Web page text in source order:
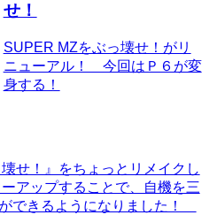
せ！
SUPER MZをぶっ壊せ！がリ
ニューアル！ 今回はＰ６が変
身する！
せ！』をちょっとリメイクし
アップすることで、自機を三
できるようになりました！